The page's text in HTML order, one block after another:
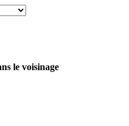
le voisinage